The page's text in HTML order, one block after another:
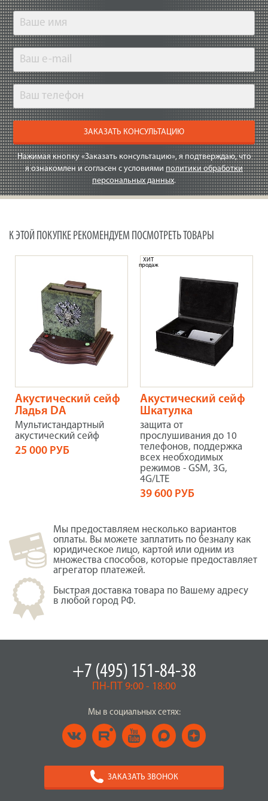
ЗАКАЗАТЬ КОНСУЛЬТАЦИЮ
Нажимая кнопку «Заказать консультацию», я подтверждаю, что
я ознакомлен и согласен с условиями политики обработки
персональных данных.
К ЭТОЙ ПОКУПКЕ РЕКОМЕНДУЕМ ПОСМОТРЕТЬ ТОВАРЫ
Акустический сейф
Ладья DA
Мультистандартный
акустический сейф
25 000 РУБ
Акустический сейф
Шкатулка
защита от
прослушивания до 10
телефонов, поддержка
всех необходимых
режимов - GSM, 3G,
4G/LTE
ХИТ
продаж
39 600 РУБ
Мы предоставляем несколько вариантов
оплаты. Вы можете заплатить по безналу как
юридическое лицо, картой или одним из
множества способов, которые предоставляет
агрегатор платежей.
Быстрая доставка товара по Вашему адресу
в любой город РФ.
+7 (495) 151-84-38
ПН-ПТ 9:00 - 18:00
Мы в социальных сетях:
ЗАКАЗАТЬ ЗВОНОК